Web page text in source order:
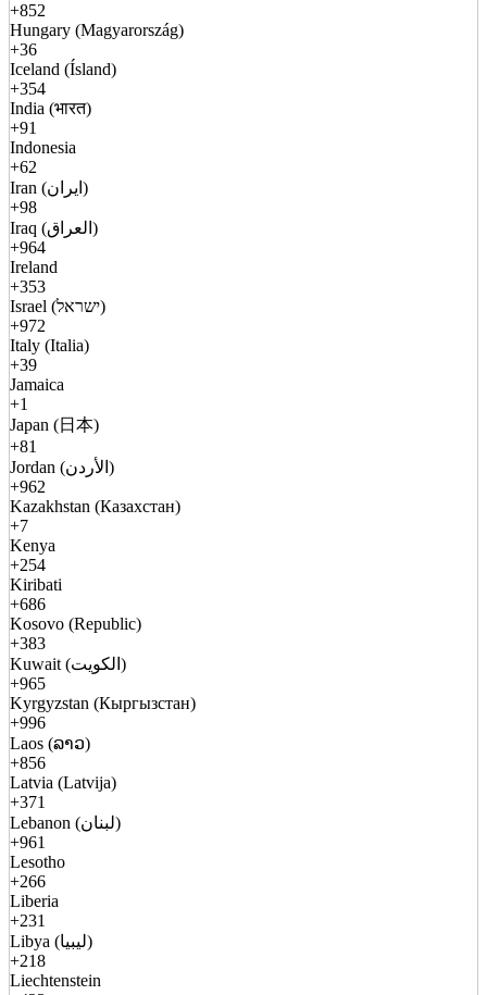
+852
Hungary (Magyarország)
+36
Iceland (Ísland)
+354
India (भारत)
+91
Indonesia
+62
Iran (ایران)
+98
Iraq (العراق)
+964
Ireland
+353
Israel (ישראל)
+972
Italy (Italia)
+39
Jamaica
+1
Japan (日本)
+81
Jordan (الأردن)
+962
Kazakhstan (Казахстан)
+7
Kenya
+254
Kiribati
+686
Kosovo (Republic)
+383
Kuwait (الكويت)
+965
Kyrgyzstan (Кыргызстан)
+996
Laos (ລາວ)
+856
Latvia (Latvija)
+371
Lebanon (لبنان)
+961
Lesotho
+266
Liberia
+231
Libya (ليبيا)
+218
Liechtenstein